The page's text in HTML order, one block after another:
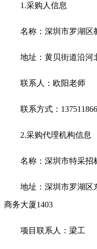
1.采购人信息
名称：深圳市罗湖区
地址：黄贝街道沿河
联系人：欧阳老师
联系方式：
2.采购代理机构信息
名称：深圳市特采招
地址：深圳市罗湖区
商务大厦1403
项目联系人：梁工